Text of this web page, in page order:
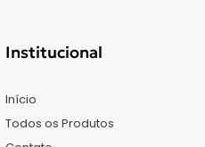
Institucional
Início
Todos os Produtos